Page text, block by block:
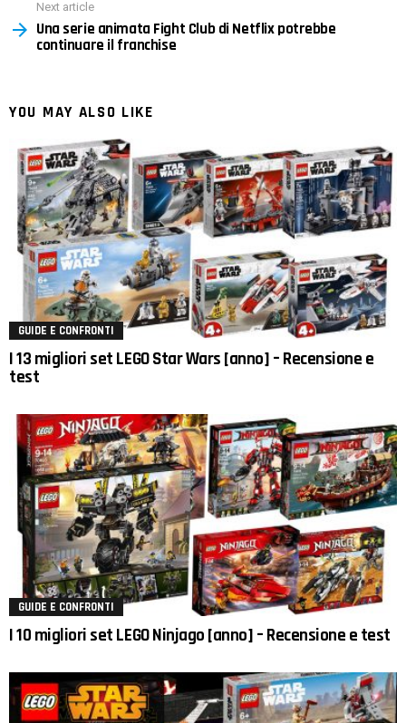
Next article
Una serie animata Fight Club di Netflix potrebbe
continuare il franchise
YOU MAY ALSO LIKE
GUIDE E CONFRONTI
I 13 migliori set LEGO Star Wars [anno] – Recensione e
test
GUIDE E CONFRONTI
I 10 migliori set LEGO Ninjago [anno] – Recensione e test